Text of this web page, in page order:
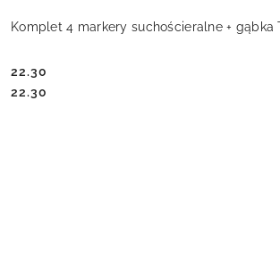
Komplet 4 markery suchościeralne + gąbka
Cena:
22.30
Cena:
22.30